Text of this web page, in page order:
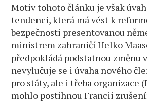
Motiv tohoto článku je však
tendenci, která má vést k
bezpečnosti presentovanou
ministrem zahraničí Helko
předpokládá podstatnou změnu
nevylučuje se i úvaha nového
pro státy, ale i třeba organizace
mohlo postihnou Francii